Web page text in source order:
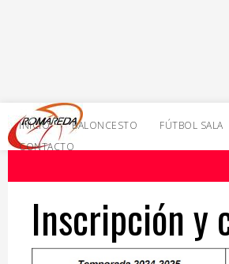
INICIO BALONCESTO FÚTBOL SALA
CONTACTO
Inscripción y